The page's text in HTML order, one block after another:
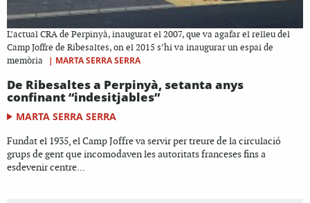
L’actual CRA de Perpinyà, inaugurat el 2007, que va agafar el relleu del
Camp Joffre de Ribesaltes, on el 2015 s’hi va inaugurar un espai de
memòria
| MARTA SERRA SERRA
De Ribesaltes a Perpinyà, setanta anys
confinant “indesitjables”
MARTA SERRA SERRA
Fundat el 1935, el Camp Joffre va servir per treure de la circulació
grups de gent que incomodaven les autoritats franceses fins a
esdevenir centre...